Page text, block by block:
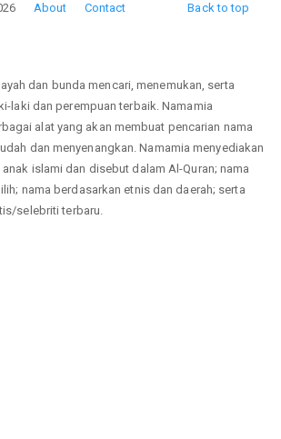
Back to top
About Contact
dan bunda mencari, menemukan, serta
laki dan perempuan terbaik. Namamia
alat yang akan membuat pencarian nama
dan menyenangkan. Namamia menyediakan
islami dan disebut dalam Al-Quran; nama
nama berdasarkan etnis dan daerah; serta
selebriti terbaru.